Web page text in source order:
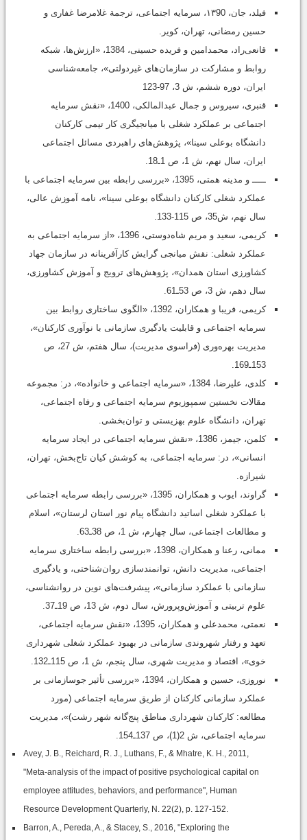
فیلد، جان، ۱۳90، سرمایه اجتماعی، ترجمة غلامرضا غفاری و
حسین رمضانی، تهران، کویر.
قانعی‌راد، محمدامین و فریده حسینی، 1384، «ارزش‌ها، شبکه
روابط و مشارکت در سازمان‌های غیردولتی»، جامعه‌شناسی
ایران، دوره ششم، ش 3، 97-123
قنبری، سیروس و جمال عبدالمالکی، 1400، «نقش سرمایه
اجتماعی بر عملکرد شغلی با میانجیگری کار تیمی کارکنان
دانشگاه بوعلی سینا»، پژوهش‌های راهبردی مسائل اجتماعی
ایران، سال نهم، ش 1، ص 1ـ18.
ـــــ و مدینه همتی، 1395، «بررسی رابطه بین سرمایه اجتماعی با
عملکرد شغلی کارکنان دانشگاه بوعلی سینا»، نامه آموزش عالی،
سال نهم، ش35، ص 115-133.
کریمی، سعید و مریم شاه‌دوستی، 1396، «از سرمایه اجتماعی به
عملکرد شغلی: نقش میانجی گرایش کارآفرینانه در سازمان جهاد
کشاورزی استان همدان»، پژوهش‌های ترویج و آموزش کشاورزی،
سال دهم، ش 3، ص 53ـ61.
کریمی، فریبا و همکاران، 1392، «الگوی ساختاری روابط بین
سرمایه اجتماعی و قابلیت یادگیری سازمانی با نوآوری کارکنان»،
مدیریت بهره‌وری (فراسوی مدیریت)، سال هفتم، ش 27، ص
153ـ169.
کلدی، علیرضا، 1384، «سرمایه اجتماعی و خانواده»، در: مجموعه
مقالات نخستین سمپوزیوم سرمایه اجتماعی و رفاه اجتماعی،
تهران، دانشگاه علوم بهزیستی و توان‌بخشی.
کلمن، جیمز، 1386، «نقش سرمایه اجتماعی در ایجاد سرمایه
انسانی»، در: سرمایه اجتماعی، به کوشش کیان تاج‌بخش، تهران،
شیرازه.
گراوند، ایوب و همکاران، 1395، «بررسی رابطه سرمایه اجتماعی
با عملکرد شغلی اساتید دانشگاه پیام نور استان لرستان»، اسلام
و مطالعات اجتماعی، سال چهارم، ش 1، ص 38ـ63.
ممانی، رعنا و همکاران، 1398، «بررسی رابطه ساختاری سرمایه
اجتماعی، مدیریت دانش، توانمندسازی روان‌شناختی، و یادگیری
سازمانی با عملکرد سازمانی»، پیشرفت‌های نوین در روانشناسی،
علوم تربیتی و آموزش‌وپرورش، سال دوم، ش 13، ص 19ـ37.
نعمتی، محمدعلی و همکاران، 1395، «نقش سرمایه اجتماعی،
تعهد و رفتار شهروندی سازمانی در بهبود عملکرد شغلی شهرداری
خوی»، اقتصاد و مدیریت شهری، سال پنجم، ش 1، ص 115ـ132.
نوروزی، حسین و همکاران، 1394، «بررسی تأثیر جوسازمانی بر
عملکرد سازمانی کارکنان از طریق سرمایه اجتماعی (مورد
مطالعه: کارکنان شهرداری مناطق پنج‌گانه شهر رشت)»، مدیریت
سرمایه اجتماعی، ش 2(1)، ص 137ـ154.
Avey, J. B., Reichard, R. J., Luthans, F., & Mhatre, K. H., 2011,
"Meta-analysis of the impact of positive psychological capital on
employee attitudes, behaviors, and performance", Human
Resource Development Quarterly, N. 22(2), p. 127-152.
Barron, A., Pereda, A., & Stacey, S., 2016, "Exploring the